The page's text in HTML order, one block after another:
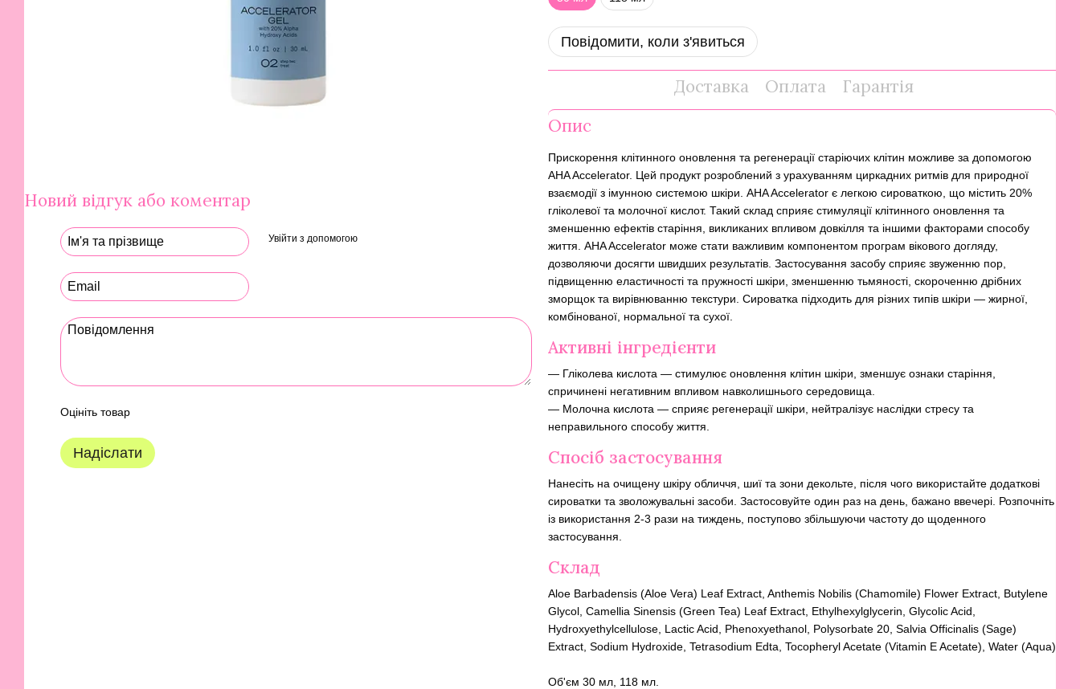
Новий відгук або коментар
Увійти з допомогою
Оцініть товар
Надіслати
Повідомити, коли з'явиться
Доставка Оплата
Гарантія
Опис
Прискорення клітинного оновлення та регенерації старіючих клітин можливе за допомогою
AHA Accelerator. Цей продукт розроблений з урахуванням циркадних ритмів для природної
взаємодії з імунною системою шкіри. AHA Accelerator є легкою сироваткою, що містить 20%
гліколевої та молочної кислот. Такий склад сприяє стимуляції клітинного оновлення та
зменшенню ефектів старіння, викликаних впливом довкілля та іншими факторами способу
життя. AHA Accelerator може стати важливим компонентом програм вікового догляду,
дозволяючи досягти швидших результатів. Застосування засобу сприяє звуженню пор,
підвищенню еластичності та пружності шкіри, зменшенню тьмяності, скороченню дрібних
зморщок та вирівнюванню текстури. Сироватка підходить для різних типів шкіри — жирної,
комбінованої, нормальної та сухої.
Активні інгредієнти
— Гліколева кислота — стимулює оновлення клітин шкіри, зменшує ознаки старіння,
спричинені негативним впливом навколишнього середовища.
— Молочна кислота — сприяє регенерації шкіри, нейтралізує наслідки стресу та
неправильного способу життя.
Спосіб застосування
Нанесіть на очищену шкіру обличчя, шиї та зони декольте, після чого використайте додаткові
сироватки та зволожувальні засоби. Застосовуйте один раз на день, бажано ввечері. Розпочніть
із використання 2-3 рази на тиждень, поступово збільшуючи частоту до щоденного
застосування.
Склад
Aloe Barbadensis (Aloe Vera) Leaf Extract, Anthemis Nobilis (Chamomile) Flower Extract, Butylene
Glycol, Camellia Sinensis (Green Tea) Leaf Extract, Ethylhexylglycerin, Glycolic Acid,
Hydroxyethylcellulose, Lactic Acid, Phenoxyethanol, Polysorbate 20, Salvia Officinalis (Sage)
Extract, Sodium Hydroxide, Tetrasodium Edta, Tocopheryl Acetate (Vitamin E Acetate), Water (Aqua)
Об'єм 30 мл, 118 мл.